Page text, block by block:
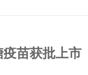
苗获批上市